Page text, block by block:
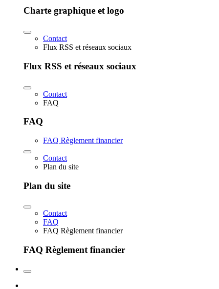
Charte graphique et logo
Contact
Flux RSS et réseaux sociaux
Flux RSS et réseaux sociaux
Contact
FAQ
FAQ
FAQ Règlement financier
Contact
Plan du site
Plan du site
Contact
FAQ
FAQ Règlement financier
FAQ Règlement financier